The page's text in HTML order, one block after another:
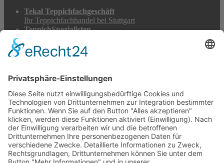
Tekal Teppichfachgeschäft
Ihr Teppichfachhandel bei Stuttgart
TeppichSpezialisten
Stadtmühle Waldenbuch
Mühlenprodukte, Säfte, Tiernahrung & Züchterbedarf
Pyrotechnik online bestellen
© 2017-2026 ·Tekal – Textile Lebensqualität| Einzelstücke mit
Charakter – Exklusive moderne Teppiche und handverlesene
Orientteppiche
Alle Preise inkl. der gesetzlichen MwSt. · Die durchgestrichenen Preise
entsprechen, sofern nicht anders angegeben, den bisherigen Preisen in
unserem Shop.